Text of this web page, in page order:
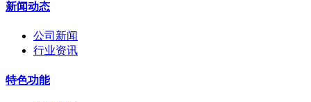
新闻动态
公司新闻
行业资讯
特色功能